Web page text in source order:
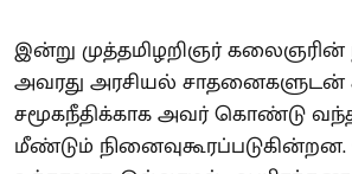
இன்று முத்தமிழறிஞர் கலைஞரின்
அவரது அரசியல் சாதனைகளுடன்
சமூகநீதிக்காக அவர் கொண்டு
மீண்டும் நினைவுகூரப்படுகின்றன.